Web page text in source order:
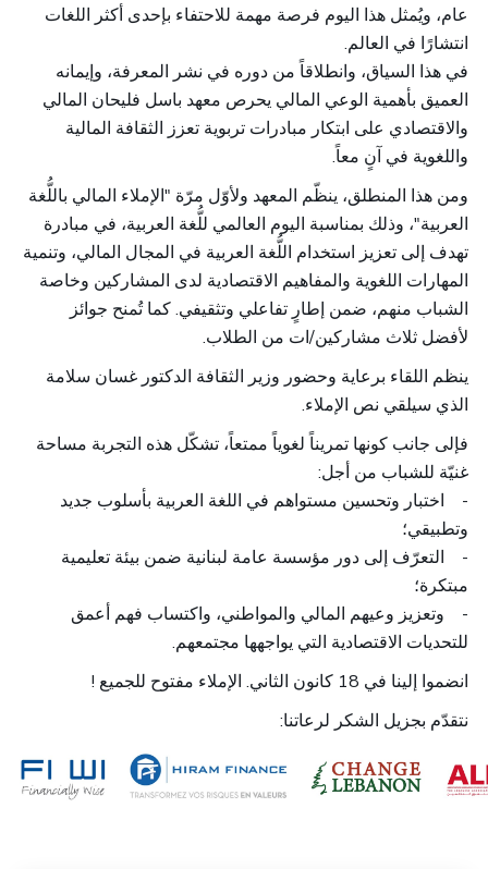
عام، ويُمثل هذا اليوم فرصة مهمة للاحتفاء بإحدى أكثر اللغات
انتشارًا في العالم.
في هذا السياق، وانطلاقاً من دوره في نشر المعرفة، وإيمانه
العميق بأهمية الوعي المالي يحرص معهد باسل فليحان المالي
والاقتصادي على ابتكار مبادرات تربوية تعزز الثقافة المالية
واللغوية في آنٍ معاً.
ومن هذا المنطلق، ينظّم المعهد ولأوّل مرّة "الإملاء المالي باللُّغة
العربية"، وذلك بمناسبة اليوم العالمي للُّغة العربية، في مبادرة
تهدف إلى تعزيز استخدام اللُّغة العربية في المجال المالي، وتنمية
المهارات اللغوية والمفاهيم الاقتصادية لدى المشاركين وخاصة
الشباب منهم، ضمن إطارٍ تفاعلي وتثقيفي. كما تُمنح جوائز
لأفضل ثلاث مشاركين/ات من الطلاب.
ينظم اللقاء برعاية وحضور وزير الثقافة الدكتور غسان سلامة
الذي سيلقي نص الإملاء.
فإلى جانب كونها تمريناً لغوياً ممتعاً، تشكّل هذه التجربة مساحة
غنيّة للشباب من أجل:
-
اختبار وتحسين مستواهم في اللغة العربية بأسلوب جديد
وتطبيقي؛
-
التعرّف إلى دور مؤسسة عامة لبنانية ضمن بيئة تعليمية
مبتكرة؛
-
وتعزيز وعيهم المالي والمواطني، واكتساب فهم أعمق
للتحديات الاقتصادية التي يواجهها مجتمعهم.
انضموا إلينا في 18 كانون الثاني. الإملاء مفتوح للجميع !
نتقدّم بجزيل الشكر لرعاتنا: